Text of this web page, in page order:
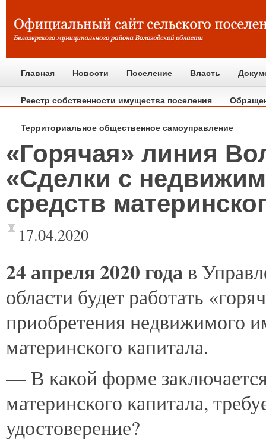
Главная Новости Поселение Власть
Реестр собственности имущества поселения
Территориальное общественное самоуправление
«Горячая» линия
«Сделки с
средств
17.04.2020
24 апреля 2020 годав
области будет работать
приобретения недвижимого
материнского капитала.
— В какой форме
материнского капитала,
удостоверение?